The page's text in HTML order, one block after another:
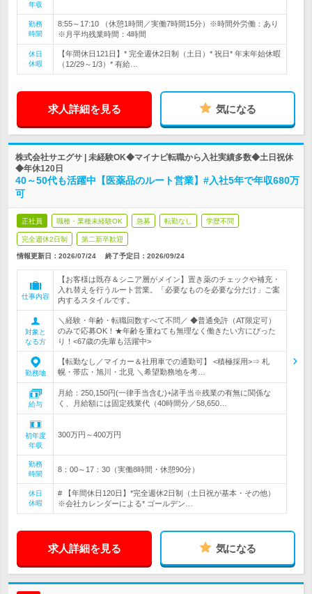
年収
勤務
時間
8:55～17:10 （休憩1時間／実働7時間15分）※時間外労働：あり
※月平均残業時間：4時間
休日
休暇
【年間休日121日】* 完全週休2日制（土日）* 祝日* 年末年始休暇
（12/29～1/3）* 有給…
求人詳細を見る 気になる
株式会社サエグサ | 未経験OK◆マイナビ転職から入社実績多数◆土日祝休
◆年休120日
40～50代も活躍中【医薬品のルート営業】#入社5年で年収680万
可
正社員 職種・業種未経験OK 急募 転勤なし 学歴不問
完全週休2日制 第二新卒歓迎
情報更新日：2026/07/24 終了予定日： 2026/09/24
仕事内容
【お客様は既存＆シニア層がメイン】置き薬のチェックや補充・
入れ替えを行うルート営業。「必要なものを必要な分だけ」ご案
内するスタイルです。
対象と
なる方
＼経験・年齢・転職回数すべて不問／ ◆普通免許（AT限定可）
のみで応募OK！★年齢を重ねても無理なく働きたい方にぴった
り！<67歳の先輩も活躍中>
勤務地
【転勤なし／マイカー＆社用車での通勤可】 <積極採用>⇒ 札
幌・帯広・旭川・北見 ＼希望勤務地を考…
給与
月給：250,150円(一律手当含む)+諸手当※残業の有無に関係な
く、月給額には固定残業代（40時間分／58,650…
初年度
年収
300万円～400万円
勤務
時間
8：00～17：30（実働8時間・休憩90分）
休日
休暇
# 【年間休日120日】*完全週休2日制（土日祝が基本・その他）
※会社カレンダーによる* ゴールデン…
求人詳細を見る 気になる